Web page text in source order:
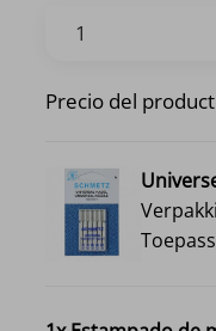
Precio del